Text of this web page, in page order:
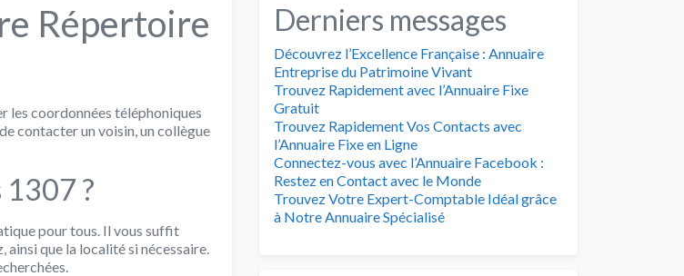
Répertoire
les coordonnées téléphoniques
contacter un voisin, un collègue
1307 ?
pour tous. Il vous suffit
ainsi que la localité si nécessaire.
Derniers messages
Découvrez l’Excellence Française : Annuaire
Entreprise du Patrimoine Vivant
Trouvez Rapidement avec l’Annuaire Fixe
Gratuit
Trouvez Rapidement Vos Contacts avec
l’Annuaire Fixe en Ligne
Connectez-vous avec l’Annuaire Facebook :
Restez en Contact avec le Monde
Trouvez Votre Expert-Comptable Idéal grâce
à Notre Annuaire Spécialisé